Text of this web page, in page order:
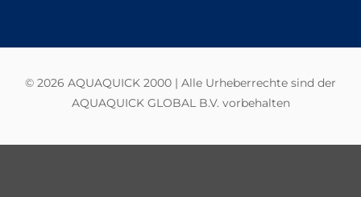
© 2026 AQUAQUICK 2000 | Alle Urheberrechte sind der
AQUAQUICK GLOBAL B.V. vorbehalten